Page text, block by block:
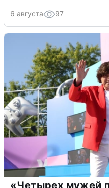
6 августа 97
«Четырех мужей